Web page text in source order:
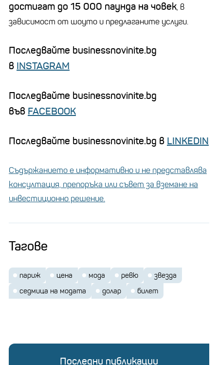
достигат до 15 000 паунда на човек, в
зависимост от шоуто и предлаганите услуги.
Последвайте businessnovinite.bg
в INSTAGRAM
Последвайте businessnovinite.bg
във FACEBOOK
Последвайте businessnovinite.bg в LINKEDIN
Съдържанието е информативно и не представлява
консултация, препоръка или съвет за вземане на
инвестиционно решение.
Тагове
париж цена мода ревю
звезда
седмица на модата
долар билет
Последни публикации